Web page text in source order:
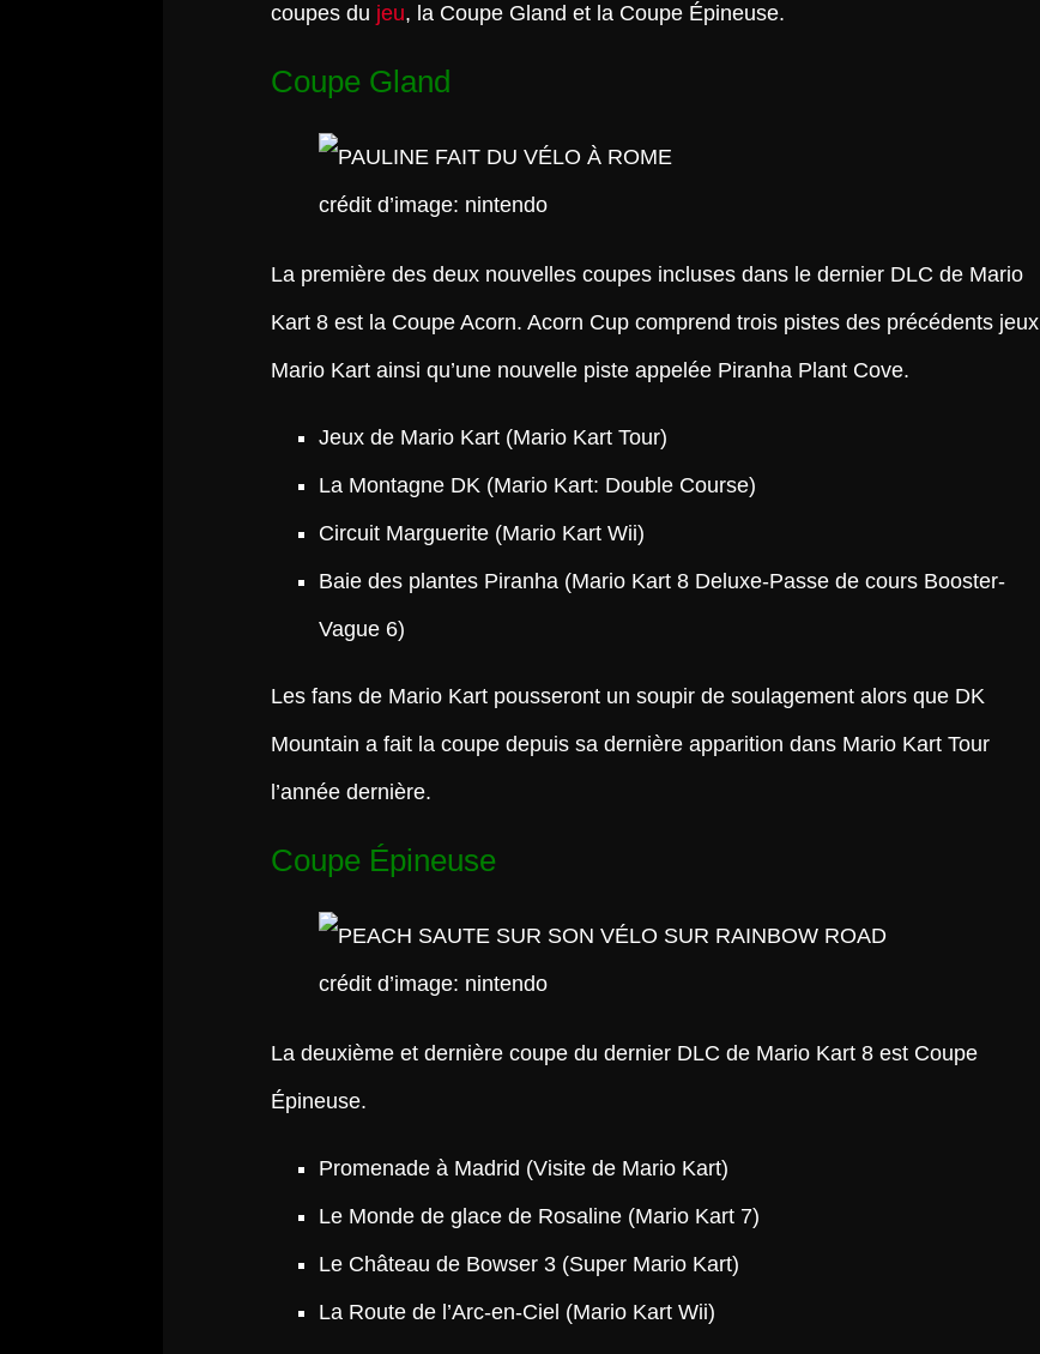
coupes du jeu, la Coupe Gland et la Coupe Épineuse.
Coupe Gland
crédit d’image: nintendo
La première des deux nouvelles coupes incluses dans le dernier DLC de Mario
Kart 8 est la Coupe Acorn. Acorn Cup comprend trois pistes des précédents jeux
Mario Kart ainsi qu’une nouvelle piste appelée Piranha Plant Cove.
Jeux de Mario Kart (Mario Kart Tour)
La Montagne DK (Mario Kart: Double Course)
Circuit Marguerite (Mario Kart Wii)
Baie des plantes Piranha (Mario Kart 8 Deluxe-Passe de cours Booster-
Vague 6)
Les fans de Mario Kart pousseront un soupir de soulagement alors que DK
Mountain a fait la coupe depuis sa dernière apparition dans Mario Kart Tour
l’année dernière.
Coupe Épineuse
crédit d’image: nintendo
La deuxième et dernière coupe du dernier DLC de Mario Kart 8 est Coupe
Épineuse.
Promenade à Madrid (Visite de Mario Kart)
Le Monde de glace de Rosaline (Mario Kart 7)
Le Château de Bowser 3 (Super Mario Kart)
La Route de l’Arc-en-Ciel (Mario Kart Wii)